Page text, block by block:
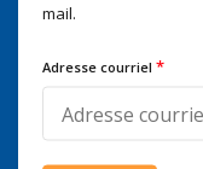
mail.
Adresse courriel *